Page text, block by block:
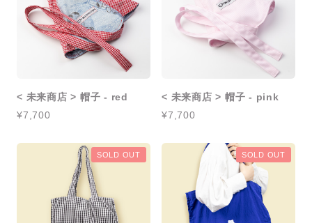
< 未来商店 > 帽子 - red
¥7,700
< 未来商店 > 帽子 - pink
¥7,700
SOLD OUT SOLD OUT